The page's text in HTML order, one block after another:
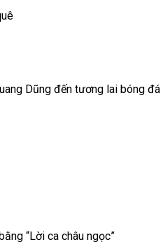
Dũng đến tương lai bóng đá
“Lời ca châu ngọc”